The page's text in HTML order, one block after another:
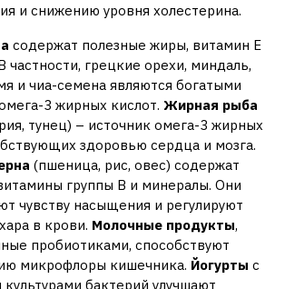
и снижению уровня холестерина.
содержат полезные жиры, витамин Е
частности, грецкие орехи, миндаль,
и чиа-семена являются богатыми
3 жирных кислот. Жирная рыба
тунец) – источник омега-3 жирных
здоровью сердца и мозга.
(пшеница, рис, овес) содержат
группы В и минералы. Они
чувству насыщения и регулируют
в крови. Молочные продукты,
пробиотиками, способствуют
микрофлоры кишечника. Йогурты с
бактерий улучшают